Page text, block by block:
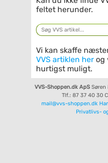
feltet herunder.
Vi kan skaffe
VVS artiklen her og
hurtigst muligt.
VVS-Shoppen.dk ApS Søren
Tlf.: 87 37 40 30
mail@vvs-shoppen.dk
Privatlivs-